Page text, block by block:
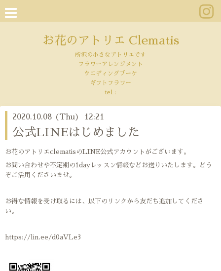
お花のアトリエ Clematis
所沢の小さなアトリエです
フラワーアレンジメント
ウエディングブーケ
ギフトフラワー
tel :
2020.10.08 (Thu) 12:21
公式LINEはじめました
お花のアトリエclematisのLINE公式アカウントがございます。
お問い合わせや不定期の1dayレッスン情報などお送りいたします。どう
ぞご活用くださいませ。
お得な情報を受け取るには、以下のリンクから友だち追加してくださ
い。
https://lin.ee/d0aVLe3